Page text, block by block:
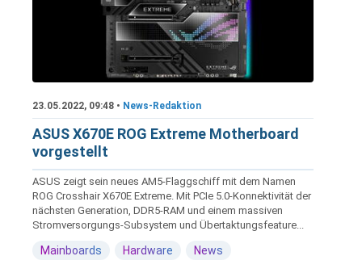
23.05.2022, 09:48 • News-Redaktion
ASUS X670E ROG Extreme Motherboard
vorgestellt
ASUS zeigt sein neues AM5-Flaggschiff mit dem Namen
ROG Crosshair X670E Extreme. Mit PCIe 5.0-Konnektivität der
nächsten Generation, DDR5-RAM und einem massiven
Stromversorgungs-Subsystem und Übertaktungsfeature...
Mainboards Hardware News